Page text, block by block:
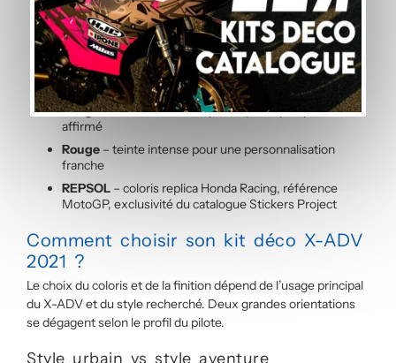
Jaune– teinte lumineuse, forte visibilité sur la route
Gris– rendu premium et intemporel, usage urbain
quotidien
Bleu– coloris classique Honda, finition mat ou brillant
au choix
Rouge & Bleu– bicolore dynamique, style sportif
affirmé
Rouge – teinte intense pour une personnalisation
franche
REPSOL – coloris replica Honda Racing, référence
MotoGP, exclusivité du catalogue Stickers Project
Comment choisir son kit déco X-ADV
2021 ?
Le choix du coloris et de la finition dépend de l’usage principal
du X-ADV et du style recherché. Deux grandes orientations
se dégagent selon le profil du pilote.
Style urbain vs style aventure